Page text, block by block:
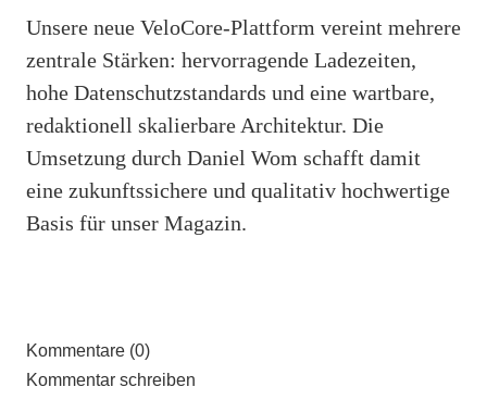
Unsere neue VeloCore-Plattform vereint mehrere
zentrale Stärken: hervorragende Ladezeiten,
hohe Datenschutzstandards und eine wartbare,
redaktionell skalierbare Architektur. Die
Umsetzung durch Daniel Wom schafft damit
eine zukunftssichere und qualitativ hochwertige
Basis für unser Magazin.
Kommentare (0)
Kommentar schreiben